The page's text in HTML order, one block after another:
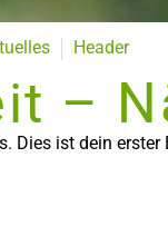
Header
–
Dies ist dein